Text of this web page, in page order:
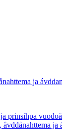
ja
prinsihpa
åvddånahttema ja